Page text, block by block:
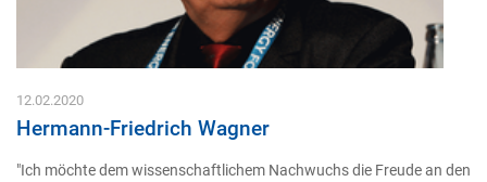
12.02.2020
Hermann-Friedrich Wagner
"Ich möchte dem wissenschaftlichem Nachwuchs die Freude an den